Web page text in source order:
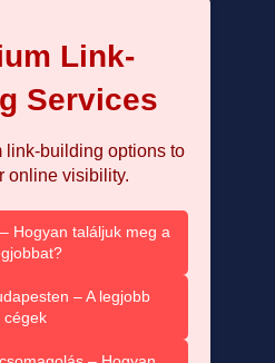
Link-
Services
link-building options to
online visibility.
Hogyan találjuk meg a
– A legjobb
cégek